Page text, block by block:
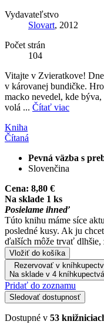
Vydavateľstvo
Slovart, 2012
Počet strán
104
Vitajte v Zvieratkove!
v károvanej bundičke.
macko nevedel, kde
volá ... Čítať viac
Kniha
Čítaná
Pevná väzba s
Slovenčina
Cena: 8,80 €
Na sklade 1 ks
Posielame ihneď
Túto knihu máme síce
posledné kusy. Ak ju
ďalších môže trvať dlhšie,
Vložiť do košíka
Rezervovať v
Na sklade v 4
Pridať do zoznamu
Sledovať dostupnosť
Dostupné v 53